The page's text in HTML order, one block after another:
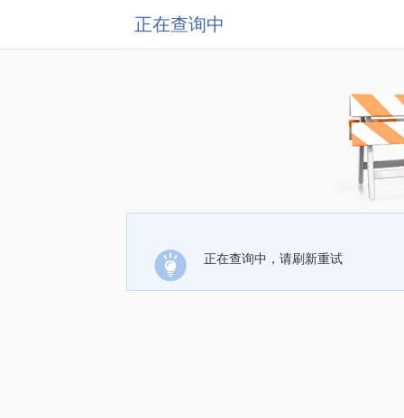
正在查询中
正在查询中，请刷新重试